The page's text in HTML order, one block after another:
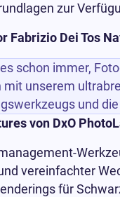
zur
Fabrizio Dei Tos
schon immer,
mit unserem
und
von DxO
vereinfachter
für